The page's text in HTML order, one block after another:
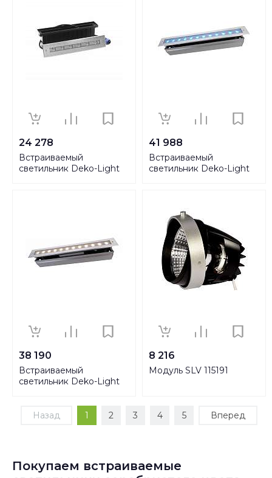
24 278
Встраиваемый
светильник Deko-Light
41 988
Встраиваемый
светильник Deko-Light
38 190
Встраиваемый
светильник Deko-Light
8 216
Модуль SLV 115191
Назад 1 2 3 4 5 Вперед
Покупаем встраиваемые